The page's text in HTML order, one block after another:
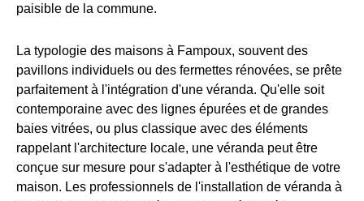
paisible de la commune.
La typologie des maisons à Fampoux, souvent des
pavillons individuels ou des fermettes rénovées, se prête
parfaitement à l'intégration d'une véranda. Qu'elle soit
contemporaine avec des lignes épurées et de grandes
baies vitrées, ou plus classique avec des éléments
rappelant l'architecture locale, une véranda peut être
conçue sur mesure pour s'adapter à l'esthétique de votre
maison. Les professionnels de l'installation de véranda à